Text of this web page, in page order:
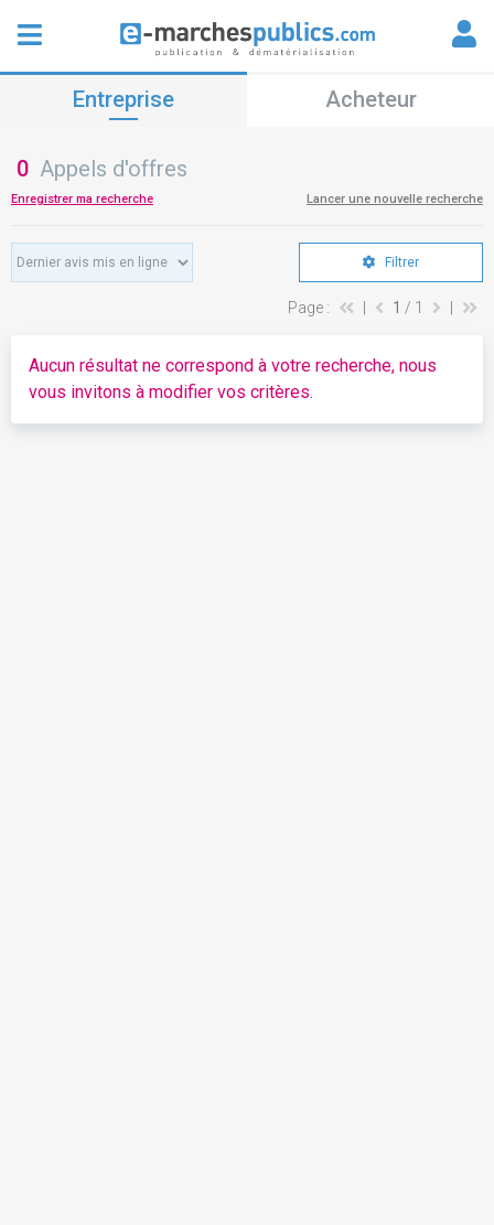
Entreprise Acheteur
0 Appels d'offres
Enregistrer ma recherche Lancer une nouvelle recherche
Filtrer
Page : 1 / 1
Aucun résultat ne correspond à votre recherche, nous
vous invitons à modifier vos critères.